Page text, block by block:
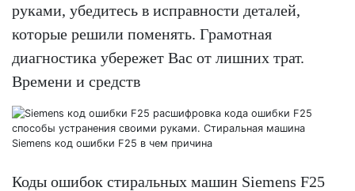
руками, убедитесь в исправности деталей,
которые решили поменять. Грамотная
диагностика убережет Вас от лишних трат.
Времени и средств
Коды ошибок стиральных машин Siemens F25